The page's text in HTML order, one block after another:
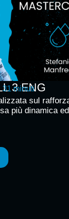
3 ENG
31 minuti
sul
più dinamica